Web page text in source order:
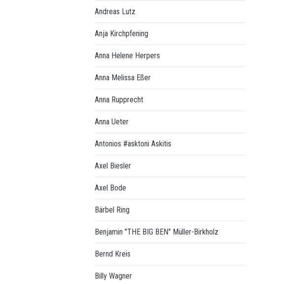
Andreas Lutz
Anja Kirchpfening
Anna Helene Herpers
Anna Melissa Eßer
Anna Rupprecht
Anna Ueter
Antonios #asktoni Askitis
Axel Biesler
Axel Bode
Bärbel Ring
Benjamin "THE BIG BEN" Müller-Birkholz
Bernd Kreis
Billy Wagner